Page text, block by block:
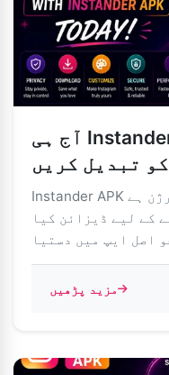
آج ہی Instander APK کے ساتھ اپنے
تبدیل کریں
Instander APK انسٹاگرام کا ایک ہیک شدہ ورژن ہے
کے لیے ڈیزائن کیا
مزید پڑھیں